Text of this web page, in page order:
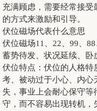
充满顾虑，需要经常接
的方式来激励和引导。
伏位磁场代表什么意思
伏位磁场11、22、99、
蓄势待发、状况延续、卧
伏位特点：伏位的人格
考、被动过于小心、内
失，事业上会耐心保守
守，而不容易出现转机